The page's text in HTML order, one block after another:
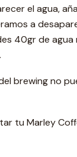
el agua,
a
40gr de agua
brewing no
tu Marley